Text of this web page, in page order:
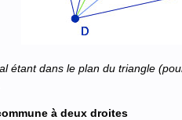
étant dans le plan du triangle
à deux droites